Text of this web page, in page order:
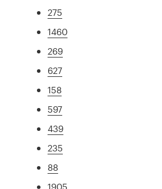
275
1460
269
627
158
597
439
235
88
1905